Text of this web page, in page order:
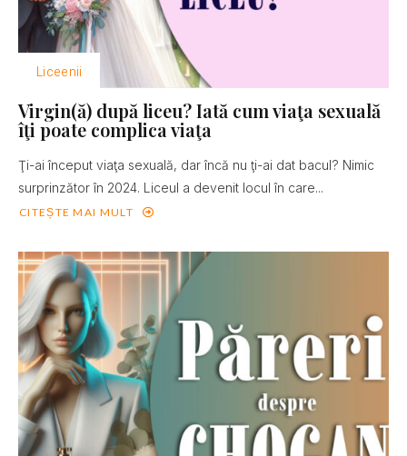
Liceenii
Virgin(ă) după liceu? Iată cum viaţa sexuală
îţi poate complica viaţa
Ţi-ai început viaţa sexuală, dar încă nu ţi-ai dat bacul? Nimic
surprinzător în 2024. Liceul a devenit locul în care...
CITEȘTE MAI MULT